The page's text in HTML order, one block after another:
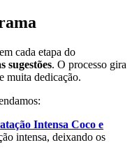
cada etapa do
sugestões. O processo gira
e muita dedicação.
Intensa Coco e
intensa, deixando os